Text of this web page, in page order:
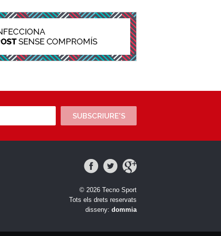
SUBSCRIURE'S
© 2026 Tecno Sport
Tots els drets reservats
disseny: dommia